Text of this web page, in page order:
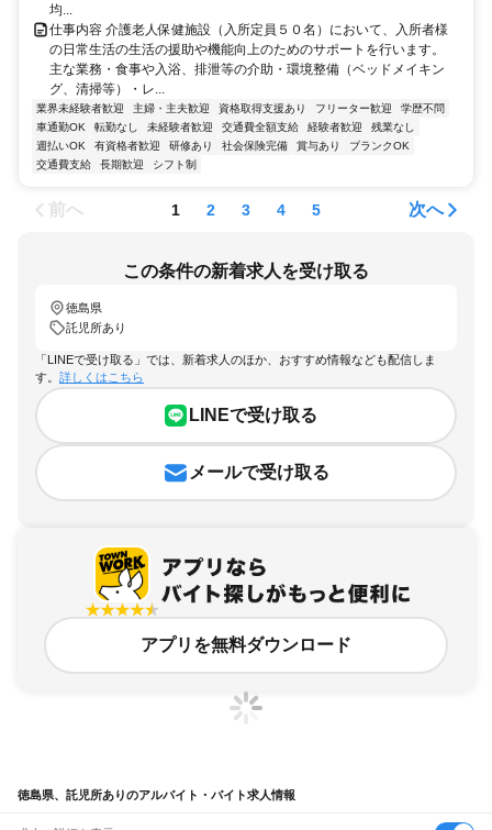
均...
仕事内容 介護老人保健施設（入所定員５０名）において、入所者様
の日常生活の生活の援助や機能向上のためのサポートを行います。
主な業務・食事や入浴、排泄等の介助・環境整備（ベッドメイキン
グ、清掃等）・レ...
業界未経験者歓迎 主婦・主夫歓迎 資格取得支援あり フリーター歓迎
学歴不問
車通勤OK
転勤なし 未経験者歓迎 交通費全額支給 経験者歓迎
残業なし
週払いOK
有資格者歓迎 研修あり 社会保険完備 賞与あり
ブランクOK
交通費支給
長期歓迎 シフト制
前へ 1 2 3 4 5 次へ
この条件の新着求人を受け取る
徳島県
託児所あり
「LINEで受け取る」では、新着求人のほか、おすすめ情報なども配信しま
す。 詳しくはこちら
LINEで受け取る
メールで受け取る
アプリを無料ダウンロード
徳島県、託児所ありのアルバイト・バイト求人情報